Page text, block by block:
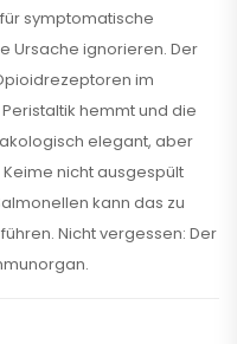
symptomatische
Ursache ignorieren. Der
im
hemmt und die
elegant, aber
nicht ausgespült
kann das zu
Nicht vergessen: Der